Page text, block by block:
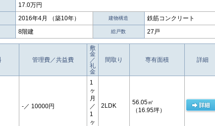
17.0万円
2016年4月 （築10年） 建物構造 鉄筋コンクリート
8階建 総戸数 27戸
管理費／共益費
敷
金
／
礼
金
間取り 専有面積 詳細
-／ 10000円
1
ヶ
月
／
1
ヶ
2LDK
56.05㎡
（16.95坪）